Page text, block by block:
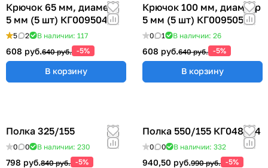
Крючок 65 мм, диаметр
5 мм (5 шт) КГ009504
5 2 В наличии: 117
608 руб.640 руб. -5%
В корзину
Крючок 100 мм, диаметр
5 мм (5 шт) КГ009505
0 1 В наличии: 26
608 руб.640 руб. -5%
В корзину
Полка 325/155
0 0 В наличии: 230
798 руб.840 руб. -5%
Полка 550/155 КГ048824
0 0 В наличии: 332
940,50 руб.990 руб. -5%